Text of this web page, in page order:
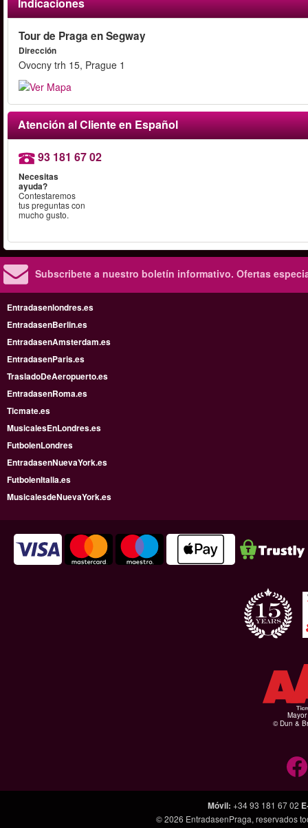
Tour de Praga en Segway
Dirección
Ovocny trh 15, Prague 1
Atención al Cliente en Español
93 181 67 02
Necesitas
ayuda?
Contestaremos
tus preguntas con
mucho gusto.
Subscribete a nuestro boletín informativo. Ofertas
Entradasenlondres.es
EntradasenBerlin.es
EntradasenAmsterdam.es
EntradasenParis.es
TrasladoDeAeropuerto.es
EntradasenRoma.es
Ticmate.es
MusicalesEnLondres.es
FutbolenLondres
EntradasenNuevaYork.es
FutbolenItalia.es
MusicalesdeNuevaYork.es
© Dun &
Móvil: +34 93 181 67 02
© 2026 EntradasenPraga, reservados